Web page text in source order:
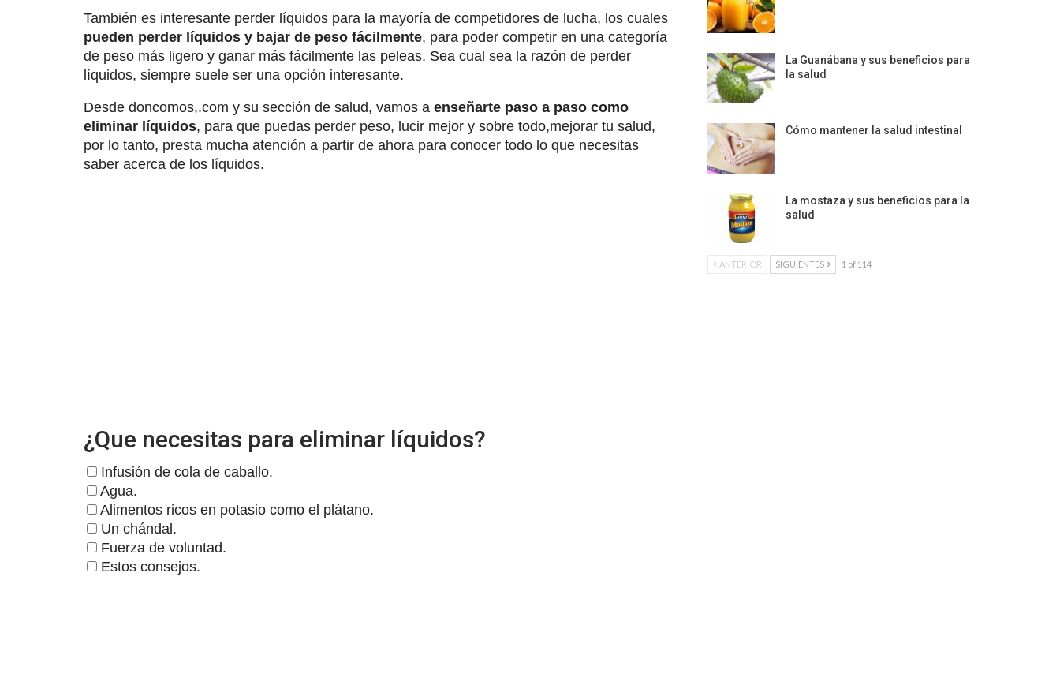
También es interesante perder líquidos para la mayoría de competidores de lucha, los cuales
pueden perder líquidos y bajar de peso fácilmente, para poder competir en una categoría
de peso más ligero y ganar más fácilmente las peleas. Sea cual sea la razón de perder
líquidos, siempre suele ser una opción interesante.
Desde doncomos,.com y su sección de salud, vamos a enseñarte paso a paso como
eliminar líquidos, para que puedas perder peso, lucir mejor y sobre todo,mejorar tu salud,
por lo tanto, presta mucha atención a partir de ahora para conocer todo lo que necesitas
saber acerca de los líquidos.
¿Que necesitas para eliminar líquidos?
Infusión de cola de caballo.
Agua.
Alimentos ricos en potasio como el plátano.
Un chándal.
Fuerza de voluntad.
Estos consejos.
La Guanábana y sus beneficios para
la salud
Cómo mantener la salud intestinal
La mostaza y sus beneficios para la
salud
ANTERIOR SIGUIENTES 1 of 114